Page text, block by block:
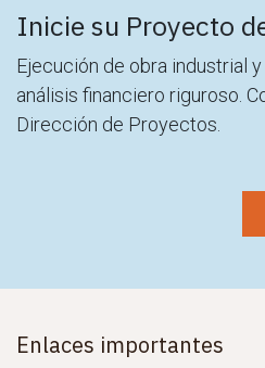
Inicie su Proyecto
Ejecución de obra industrial
análisis financiero riguroso.
Dirección de Proyectos.
Enlaces importantes